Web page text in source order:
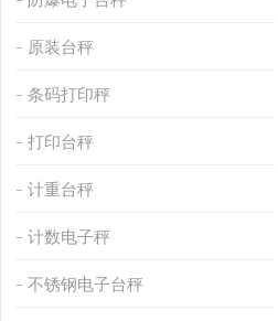
原装台秤
条码打印秤
打印台秤
计重台秤
计数电子秤
不锈钢电子台秤